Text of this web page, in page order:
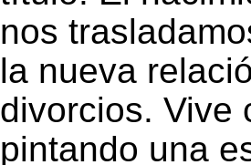
nos
la nueva
divorcios. Vive
pintando una